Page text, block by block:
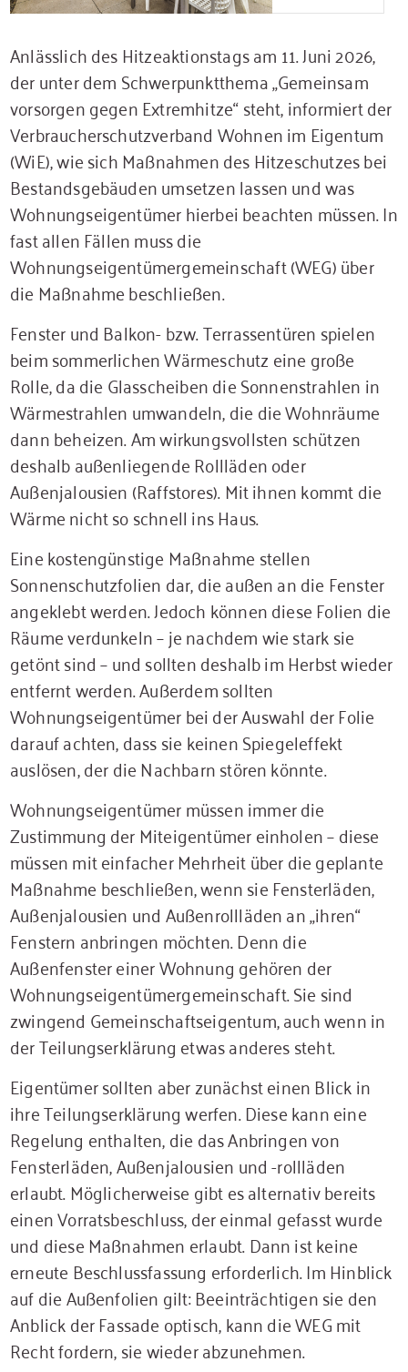
Anlässlich des Hitzeaktionstags am 11. Juni 2026,
der unter dem Schwerpunktthema „Gemeinsam
vorsorgen gegen Extremhitze“ steht, informiert der
Verbraucherschutzverband Wohnen im Eigentum
(WiE), wie sich Maßnahmen des Hitzeschutzes bei
Bestandsgebäuden umsetzen lassen und was
Wohnungseigentümer hierbei beachten müssen. In
fast allen Fällen muss die
Wohnungseigentümergemeinschaft (WEG) über
die Maßnahme beschließen.
Fenster und Balkon- bzw. Terrassentüren spielen
beim sommerlichen Wärmeschutz eine große
Rolle, da die Glasscheiben die Sonnenstrahlen in
Wärmestrahlen umwandeln, die die Wohnräume
dann beheizen. Am wirkungsvollsten schützen
deshalb außenliegende Rollläden oder
Außenjalousien (Raffstores). Mit ihnen kommt die
Wärme nicht so schnell ins Haus.
Eine kostengünstige Maßnahme stellen
Sonnenschutzfolien dar, die außen an die Fenster
angeklebt werden. Jedoch können diese Folien die
Räume verdunkeln – je nachdem wie stark sie
getönt sind – und sollten deshalb im Herbst wieder
entfernt werden. Außerdem sollten
Wohnungseigentümer bei der Auswahl der Folie
darauf achten, dass sie keinen Spiegeleffekt
auslösen, der die Nachbarn stören könnte.
Wohnungseigentümer müssen immer die
Zustimmung der Miteigentümer einholen – diese
müssen mit einfacher Mehrheit über die geplante
Maßnahme beschließen, wenn sie Fensterläden,
Außenjalousien und Außenrollläden an „ihren“
Fenstern anbringen möchten. Denn die
Außenfenster einer Wohnung gehören der
Wohnungseigentümergemeinschaft. Sie sind
zwingend Gemeinschaftseigentum, auch wenn in
der Teilungserklärung etwas anderes steht.
Eigentümer sollten aber zunächst einen Blick in
ihre Teilungserklärung werfen. Diese kann eine
Regelung enthalten, die das Anbringen von
Fensterläden, Außenjalousien und -rollläden
erlaubt. Möglicherweise gibt es alternativ bereits
einen Vorratsbeschluss, der einmal gefasst wurde
und diese Maßnahmen erlaubt. Dann ist keine
erneute Beschlussfassung erforderlich. Im Hinblick
auf die Außenfolien gilt: Beeinträchtigen sie den
Anblick der Fassade optisch, kann die WEG mit
Recht fordern, sie wieder abzunehmen.